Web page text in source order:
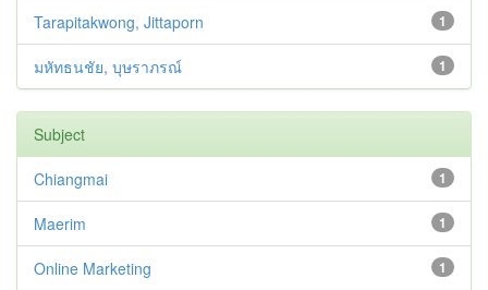
1
Tarapitakwong, Jittaporn
1
มหัทธนชัย, บุษราภรณ์
Subject
1
Chiangmai
1
Maerim
1
Online Marketing